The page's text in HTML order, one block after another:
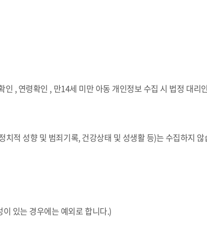
, 연령확인 , 만14세 미만 아동 개인정보 수집 시 법정 대리
적 성향 및 범죄기록, 건강상태 및 성생활 등)는 수집하지
있는 경우에는 예외로 합니다.)